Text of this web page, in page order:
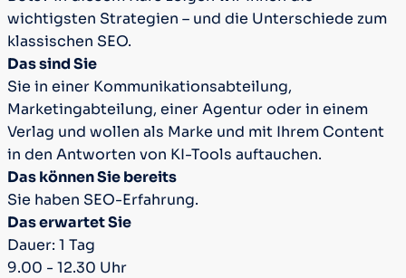
wichtigsten Strategien – und die Unterschiede zum
klassischen SEO.
Das sind Sie
Sie in einer Kommunikationsabteilung,
Marketingabteilung, einer Agentur oder in einem
Verlag und wollen als Marke und mit Ihrem Content
in den Antworten von KI-Tools auftauchen.
Das können Sie bereits
Sie haben SEO-Erfahrung.
Das erwartet Sie
Dauer: 1 Tag
9.00 - 12.30 Uhr